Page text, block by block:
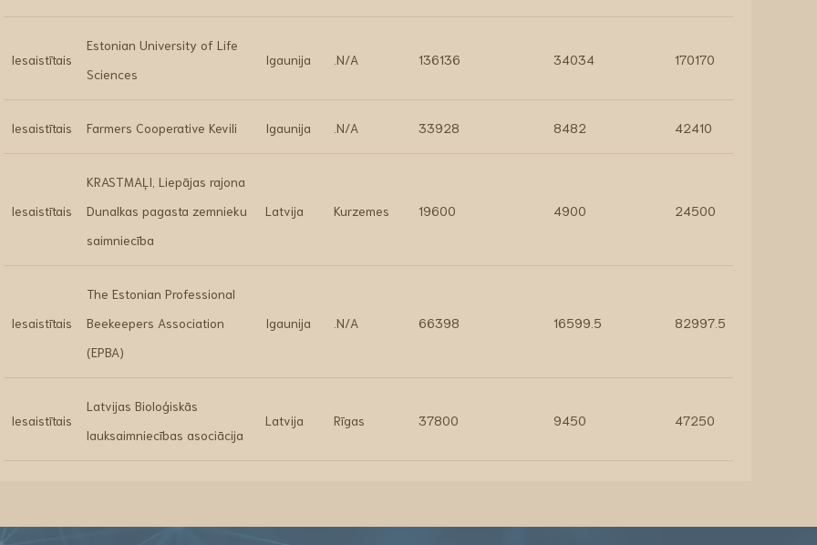
Iesaistītais
Estonian University of Life
Sciences
Igaunija .N/A 136136 34034 170170
Iesaistītais Farmers Cooperative Kevili Igaunija .N/A 33928 8482 42410
Iesaistītais
KRASTMAĻI, Liepājas rajona
Dunalkas pagasta zemnieku
saimniecība
Latvija Kurzemes 19600 4900 24500
Iesaistītais
The Estonian Professional
Beekeepers Association
(EPBA)
Igaunija .N/A 66398 16599.5 82997.5
Iesaistītais
Latvijas Bioloģiskās
lauksaimniecības asociācija
Latvija Rīgas 37800 9450 47250